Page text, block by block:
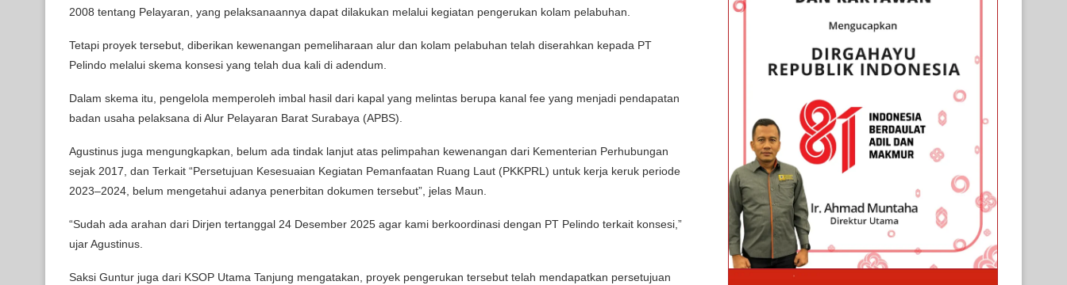
2008 tentang Pelayaran, yang pelaksanaannya dapat dilakukan melalui kegiatan pengerukan kolam pelabuhan.
Tetapi proyek tersebut, diberikan kewenangan pemeliharaan alur dan kolam pelabuhan telah diserahkan kepada PT
Pelindo melalui skema konsesi yang telah dua kali di adendum.
Dalam skema itu, pengelola memperoleh imbal hasil dari kapal yang melintas berupa kanal fee yang menjadi pendapatan
badan usaha pelaksana di Alur Pelayaran Barat Surabaya (APBS).
Agustinus juga mengungkapkan, belum ada tindak lanjut atas pelimpahan kewenangan dari Kementerian Perhubungan
sejak 2017, dan Terkait “Persetujuan Kesesuaian Kegiatan Pemanfaatan Ruang Laut (PKKPRL) untuk kerja keruk periode
2023–2024, belum mengetahui adanya penerbitan dokumen tersebut”, jelas Maun.
“Sudah ada arahan dari Dirjen tertanggal 24 Desember 2025 agar kami berkoordinasi dengan PT Pelindo terkait konsesi,”
ujar Agustinus.
Saksi Guntur juga dari KSOP Utama Tanjung mengatakan, proyek pengerukan tersebut telah mendapatkan persetujuan